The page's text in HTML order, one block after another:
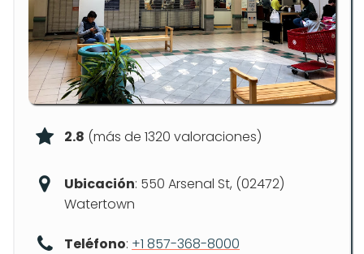
2.8 (más de 1320 valoraciones)
Ubicación: 550 Arsenal St, (02472)
Watertown
Teléfono: +1 857-368-8000